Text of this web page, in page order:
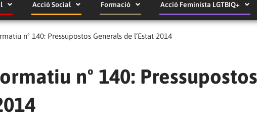
Acció Social Formació Acció Feminista LGTBIQ+
nº 140: Pressupostos Generals de l’Estat 2014
nº 140: